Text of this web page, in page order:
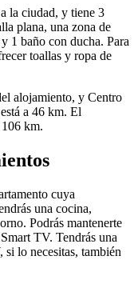
la ciudad, y tiene 3
plana, una zona de
1 baño con ducha. Para
toallas y ropa de
alojamiento, y Centro
a 46 km. El
km.
cuya
una cocina,
Podrás mantenerte
TV. Tendrás una
si lo necesitas, también